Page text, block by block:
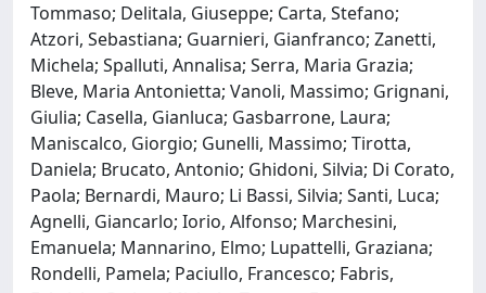
Tommaso; Delitala, Giuseppe; Carta, Stefano;
Atzori, Sebastiana; Guarnieri, Gianfranco; Zanetti,
Michela; Spalluti, Annalisa; Serra, Maria Grazia;
Bleve, Maria Antonietta; Vanoli, Massimo; Grignani,
Giulia; Casella, Gianluca; Gasbarrone, Laura;
Maniscalco, Giorgio; Gunelli, Massimo; Tirotta,
Daniela; Brucato, Antonio; Ghidoni, Silvia; Di Corato,
Paola; Bernardi, Mauro; Li Bassi, Silvia; Santi, Luca;
Agnelli, Giancarlo; Iorio, Alfonso; Marchesini,
Emanuela; Mannarino, Elmo; Lupattelli, Graziana;
Rondelli, Pamela; Paciullo, Francesco; Fabris,